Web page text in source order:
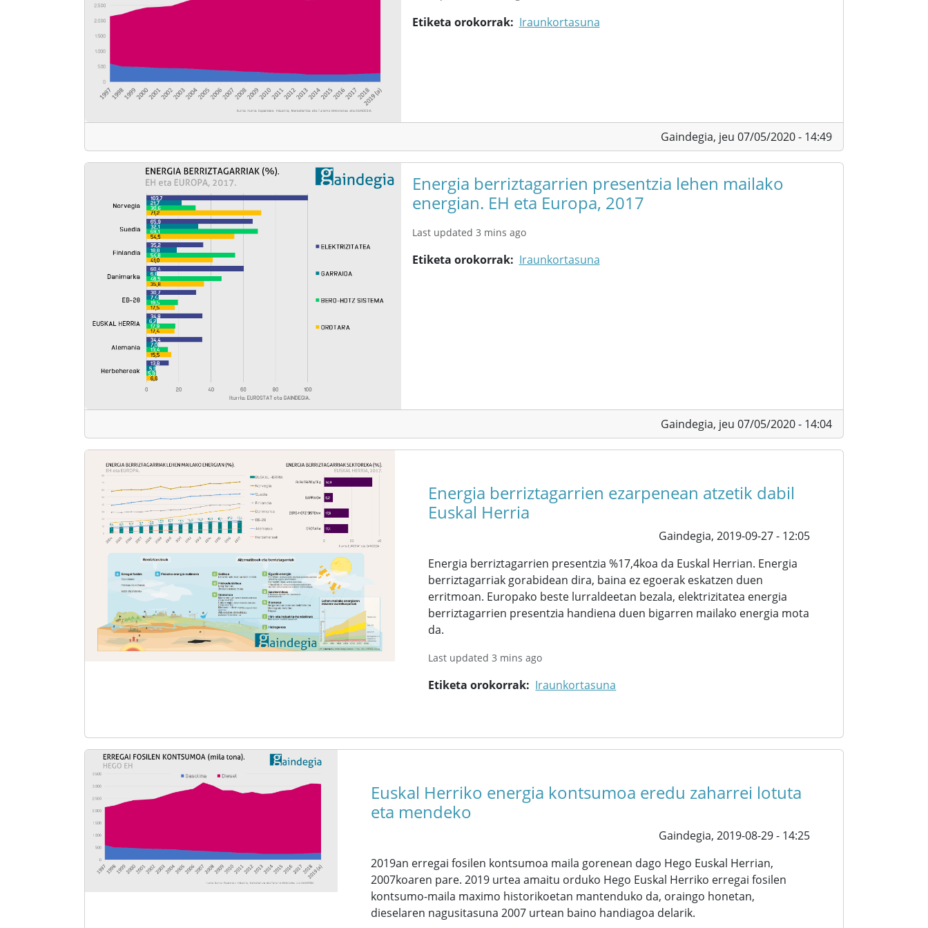
Etiketa orokorrak Iraunkortasuna
Gaindegia, jeu 07/05/2020 - 14:49
Energia berriztagarrien presentzia lehen mailako
energian. EH eta Europa, 2017
Last updated 3 mins ago
Etiketa orokorrak Iraunkortasuna
Gaindegia, jeu 07/05/2020 - 14:04
Energia berriztagarrien ezarpenean atzetik dabil
Euskal Herria
Gaindegia, 2019-09-27 - 12:05
Energia berriztagarrien presentzia %17,4koa da Euskal Herrian. Energia
berriztagarriak gorabidean dira, baina ez egoerak eskatzen duen
erritmoan. Europako beste lurraldeetan bezala, elektrizitatea energia
berriztagarrien presentzia handiena duen bigarren mailako energia mota
da.
Last updated 3 mins ago
Etiketa orokorrak Iraunkortasuna
Euskal Herriko energia kontsumoa eredu zaharrei lotuta
eta mendeko
Gaindegia, 2019-08-29 - 14:25
2019an erregai fosilen kontsumoa maila gorenean dago Hego Euskal Herrian,
2007koaren pare. 2019 urtea amaitu orduko Hego Euskal Herriko erregai fosilen
kontsumo-maila maximo historikoetan mantenduko da, oraingo honetan,
dieselaren nagusitasuna 2007 urtean baino handiagoa delarik.